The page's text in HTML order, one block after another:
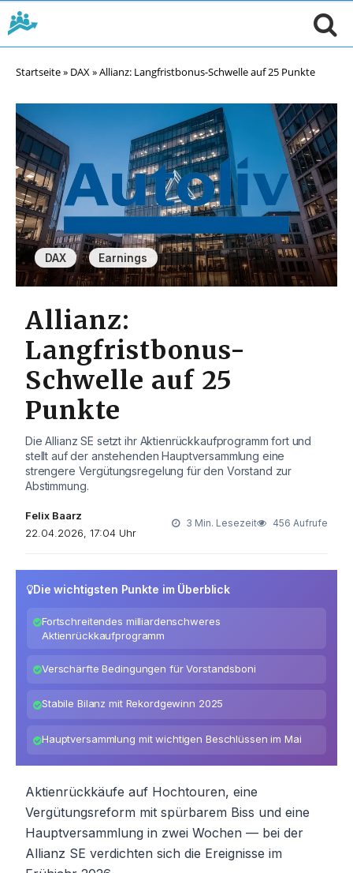
Startseite» DAX»Allianz: Langfristbonus-Schwelle auf 25 Punkte
DAX , Earnings
Allianz:
Langfristbonus-
Schwelle auf 25
Punkte
Die Allianz SE setzt ihr Aktienrückkaufprogramm fort und
stellt auf der anstehenden Hauptversammlung eine
strengere Vergütungsregelung für den Vorstand zur
Abstimmung.
Felix Baarz
22.04.2026, 17:04 Uhr
3 Min. Lesezeit 456 Aufrufe
Die wichtigsten Punkte im Überblick
Fortschreitendes milliardenschweres
Aktienrückkaufprogramm
Verschärfte Bedingungen für Vorstandsboni
Stabile Bilanz mit Rekordgewinn 2025
Hauptversammlung mit wichtigen Beschlüssen im Mai
Aktienrückkäufe auf Hochtouren, eine
Vergütungsreform mit spürbarem Biss und eine
Hauptversammlung in zwei Wochen — bei der
Allianz SE verdichten sich die Ereignisse im